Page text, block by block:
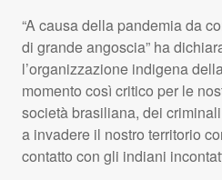
“A causa della pandemia da
di grande angoscia” ha
l’organizzazione indigena
momento così critico per le
società brasiliana, dei
a invadere il nostro territorio
contatto con gli indiani